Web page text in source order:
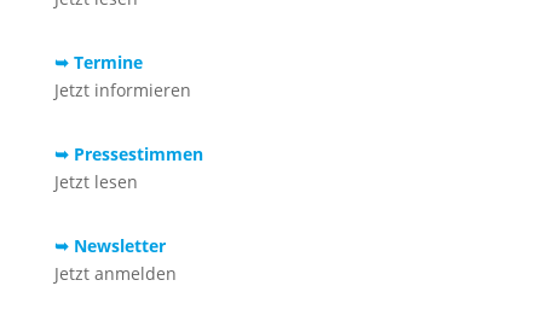
➥ Termine
Jetzt informieren
➥ Pressestimmen
Jetzt lesen
➥ Newsletter
Jetzt anmelden